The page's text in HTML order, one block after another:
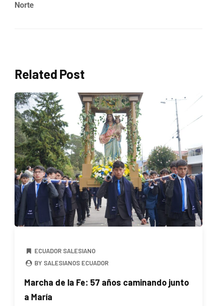
Norte
Related Post
ECUADOR SALESIANO
BY SALESIANOS ECUADOR
Marcha de la Fe: 57 años caminando junto
a María